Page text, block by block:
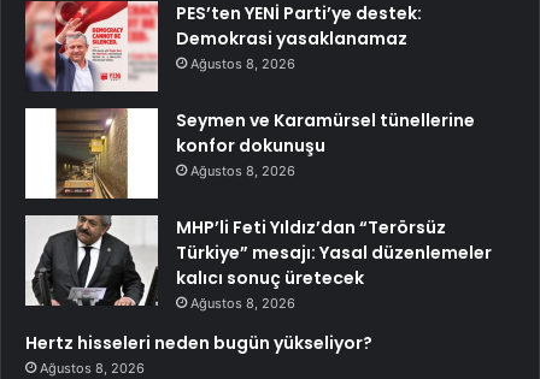
PES’ten YENİ Parti’ye destek:
Demokrasi yasaklanamaz
Ağustos 8, 2026
Seymen ve Karamürsel tünellerine
konfor dokunuşu
Ağustos 8, 2026
MHP’li Feti Yıldız’dan “Terörsüz
Türkiye” mesajı: Yasal düzenlemeler
kalıcı sonuç üretecek
Ağustos 8, 2026
Hertz hisseleri neden bugün yükseliyor?
Ağustos 8, 2026